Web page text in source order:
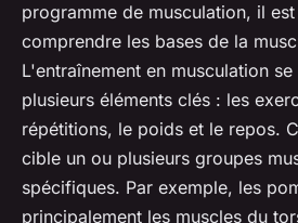
programme de musculation, il
comprendre les bases de la
L'entraînement en musculation
plusieurs éléments clés : les
répétitions, le poids et le repos.
cible un ou plusieurs groupes
spécifiques. Par exemple, les
principalement les muscles du